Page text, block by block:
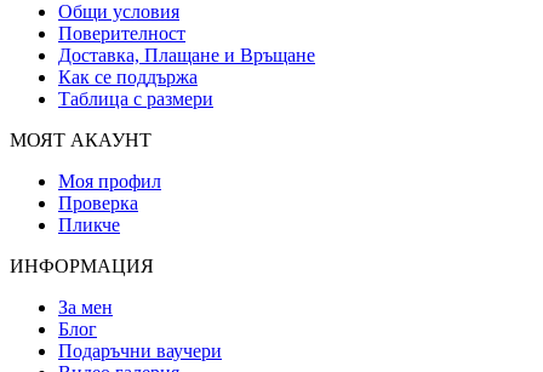
Общи условия
Поверителност
Доставка, Плащане и Връщане
Как се поддържа
Таблица с размери
МОЯТ АКАУНТ
Моя профил
Проверка
Пликче
ИНФОРМАЦИЯ
За мен
Блог
Подаръчни ваучери